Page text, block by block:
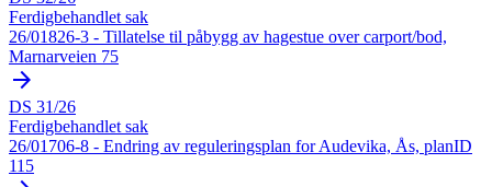
Ferdigbehandlet sak
26/01826-3 - Tillatelse til påbygg av hagestue over carport/bod,
Marnarveien 75
arrow_forward
DS 31/26
Ferdigbehandlet sak
26/01706-8 - Endring av reguleringsplan for Audevika, Ås, planID
115